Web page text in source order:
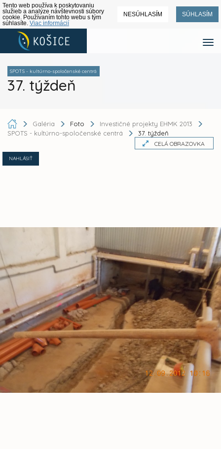
Tento web používa k poskytovaniu
služieb a analýze návštevnosti súbory
cookie. Používaním tohto webu s tým
súhlasíte. Viac informácií
NESÚHLASÍM SÚHLASÍM
SPOTS - kultúrno-spoločenské centrá
37. týždeň
Galéria Foto
Investičné projekty EHMK 2013
SPOTS - kultúrno-spoločenské centrá
37. týždeň
CELÁ OBRAZOVKA
NAHLÁSIŤ